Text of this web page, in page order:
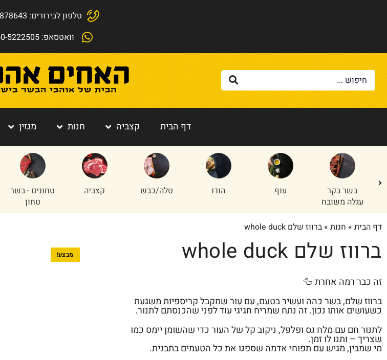
טלפון לבירורים: 03-6878643
וואטסאפ: 050-5222505
דף הבית קצביה חנות מגזין
בשר בקר
עגלה משובח
עוף הודו טלה/כבש קצביה
טחונים - בשר
טחון
דף הבית » חנות »ברווז שלם whole duck
ברווז שלם whole duck
זה כבר רמה אחרת 🦆
ברווז שלם, בשר כהה ועשיר בטעם, עם עור שמקבל קריספיות משגעת
כשעושים אותו נכון. זה נתח שמריח חגיגי עוד לפני שהכנסתם לתנור.
לתנור חם עם מלח גס ופלפל, ניקוב קל של העור כדי שהשומן יימס כמו
שצריך – ותנו לו זמן.
מי שמבין, מגיש עם תפוחי אדמה שספגו את כל הטעמים בתבנית.
מבצע!